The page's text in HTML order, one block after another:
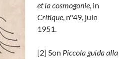
et la cosmogonie, in
Critique, n°49, juin
1951.
[2] Son Piccola guida alla